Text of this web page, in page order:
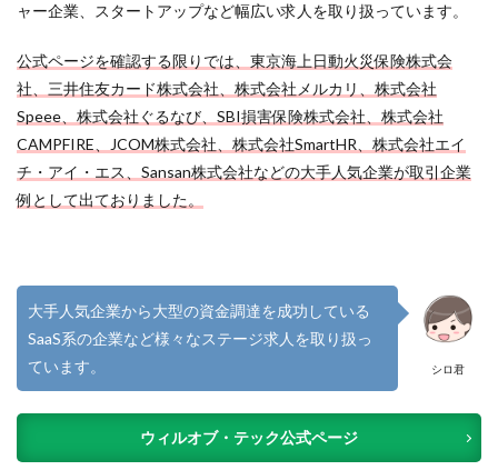
ャー企業、スタートアップなど幅広い求人を取り扱っています。
公式ページを確認する限りでは、東京海上日動火災保険株式会
社、三井住友カード株式会社、株式会社メルカリ、株式会社
Speee、株式会社ぐるなび、SBI損害保険株式会社、株式会社
CAMPFIRE、JCOM株式会社、株式会社SmartHR、株式会社エイ
チ・アイ・エス、Sansan株式会社などの大手人気企業が取引企業
例として出ておりました。
シロ君
大手人気企業から大型の資金調達を成功している
SaaS系の企業など様々なステージ求人を取り扱っ
ています。
ウィルオブ・テック公式ページ